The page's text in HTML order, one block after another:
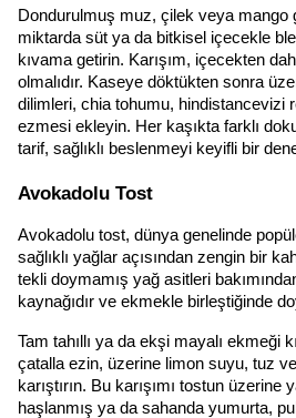
Dondurulmuş muz, çilek veya mango
miktarda süt ya da bitkisel içecekle
kıvama getirin. Karışım, içecekten
olmalıdır. Kaseye döktükten sonra
dilimleri, chia tohumu, hindistancevizi
ezmesi ekleyin. Her kaşıkta farklı
tarif, sağlıklı beslenmeyi keyifli bir
Avokadolu Tost
Avokadolu tost, dünya genelinde
sağlıklı yağlar açısından zengin bir
tekli doymamış yağ asitleri
kaynağıdır ve ekmekle birleştiğinde
Tam tahıllı ya da ekşi mayalı ekmeği
çatalla ezin, üzerine limon suyu, tuz
karıştırın. Bu karışımı tostun
haşlanmış ya da sahanda yumurta,